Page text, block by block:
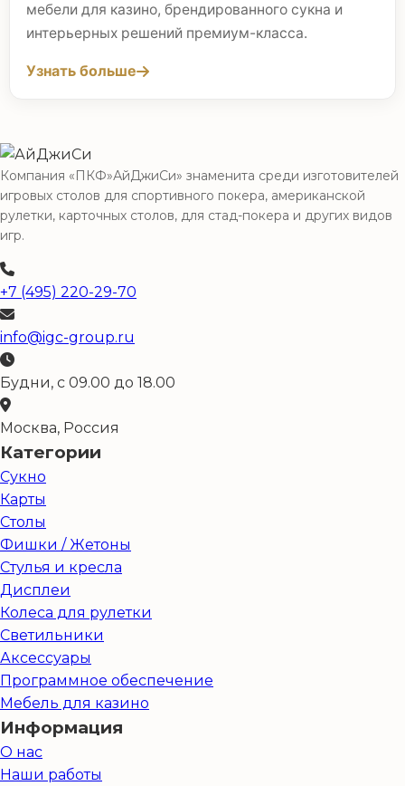
мебели для казино, брендированного сукна и
интерьерных решений премиум-класса.
Узнать больше
Компания «ПКФ»АйДжиСи» знаменита среди изготовителей
игровых столов для спортивного покера, американской
рулетки, карточных столов, для стад-покера и других видов
игр.
+7 (495) 220-29-70
info@igc-group.ru
Будни, с 09.00 до 18.00
Москва, Россия
Категории
Сукно
Карты
Столы
Фишки / Жетоны
Стулья и кресла
Дисплеи
Колеса для рулетки
Светильники
Аксессуары
Программное обеспечение
Мебель для казино
Информация
О нас
Наши работы